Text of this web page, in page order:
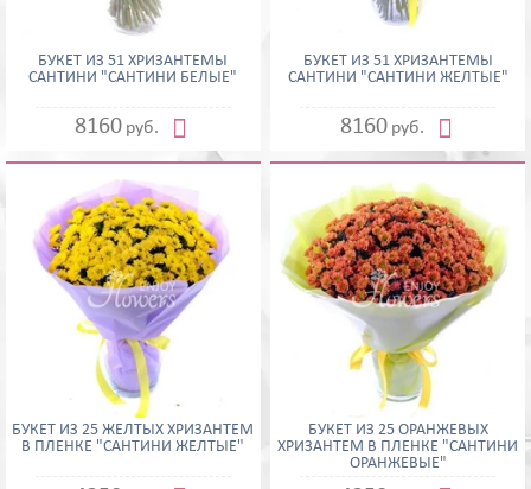
БУКЕТ ИЗ 51 ХРИЗАНТЕМЫ
САНТИНИ "САНТИНИ БЕЛЫЕ"
8160 руб. 
БУКЕТ ИЗ 51 ХРИЗАНТЕМЫ
САНТИНИ "САНТИНИ ЖЕЛТЫЕ"
8160 руб. 
БУКЕТ ИЗ 25 ЖЕЛТЫХ ХРИЗАНТЕМ
В ПЛЕНКЕ "САНТИНИ ЖЕЛТЫЕ"
БУКЕТ ИЗ 25 ОРАНЖЕВЫХ
ХРИЗАНТЕМ В ПЛЕНКЕ "САНТИНИ
ОРАНЖЕВЫЕ"